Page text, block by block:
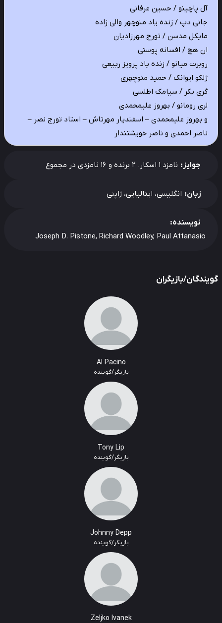
آل پاچینو / حسین عرفانی
جانی دپ / زنده یاد منوچهر والی زاده
مایکل مدسن / تورج مهرزادیان
ان هچ / افسانه پوستی
روبرت میانو / زنده یاد پرویز ربیعی
ژلکو ایوانک / حمید منوچهری
گری بکر / سیامک اطلسی
لری رومانو / بهروز علیمحمدی
و بهروز علیمحمدی – اسفندیار مهرتاش – استاد تورج نصر –
ناصر احمدی و ناصر خویشتندار
جوایز: نامزد 1 اسکار. 2 برنده و 16 نامزدی در مجموع
زبان: انگلیسی، ایتالیایی، ژاپنی
نویسنده:
Joseph D. Pistone, Richard Woodley, Paul Attanasio
بازیگران
Al Pacino
بازیگر/گوینده
Tony Lip
بازیگر/گوینده
Johnny Depp
بازیگر/گوینده
Zeljko Ivanek